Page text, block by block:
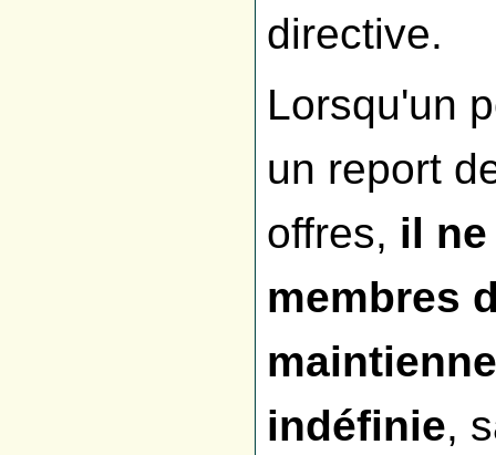
directive.
Lorsqu'un
un report
offres, il
membres
indéfinie,